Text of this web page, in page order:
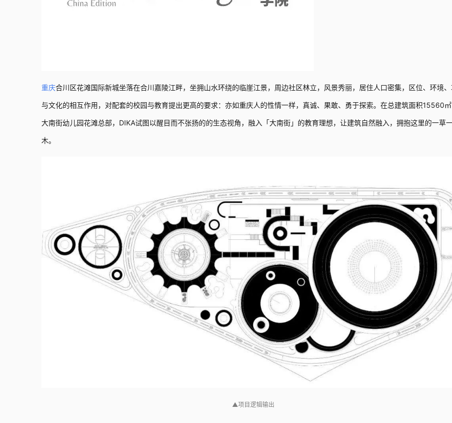
重庆合川区花滩国际新城坐落在合川嘉陵江畔，坐拥山水环绕的临崖江景，周边社区林立，风景秀丽，居住人口密集，区位、环境
与文化的相互作用，对配套的校园与教育提出更高的要求：亦如重庆人的性情一样，真诚、果敢、勇于探索。在总建筑面积15560
大南街幼儿园花滩总部，DIKA试图以醒目而不张扬的的生态视角，融入「大南街」的教育理想，让建筑自然融入，拥抱这里的一草
木。
▲项目逻辑输出